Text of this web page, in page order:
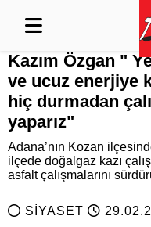
Kazım Özgan "
ve ucuz enerjiye
hiç durmadan
yaparız"
Adana’nın Kozan
ilçede doğalgaz kazı
asfalt çalışmalarını
SİYASET